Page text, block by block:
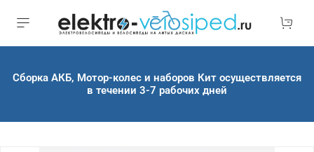
Сборка АКБ, Мотор-колес и наборов Кит осуществляется
в течении 3-7 рабочих дней